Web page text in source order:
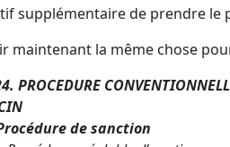
supplémentaire de prendre le
maintenant la même chose
PROCEDURE
de sanction